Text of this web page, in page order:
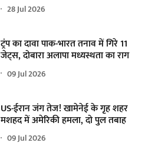
28 Jul 2026
ट्रंप का दावा पाक-भारत तनाव में गिरे 11
जेट्स, दोबारा अलापा मध्यस्थता का राग
09 Jul 2026
US-ईरान जंग तेज! खामेनेई के गृह शहर
मशहद में अमेरिकी हमला, दो पुल तबाह
09 Jul 2026